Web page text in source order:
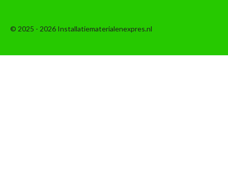
© 2025 - 2026 Installatiematerialenexpres.nl